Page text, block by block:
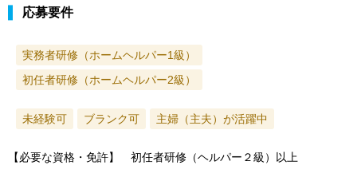
応募要件
実務者研修（ホームヘルパー1級）
初任者研修（ホームヘルパー2級）
未経験可 ブランク可 主婦（主夫）が活躍中
【必要な資格・免許】 初任者研修（ヘルパー２級）以上